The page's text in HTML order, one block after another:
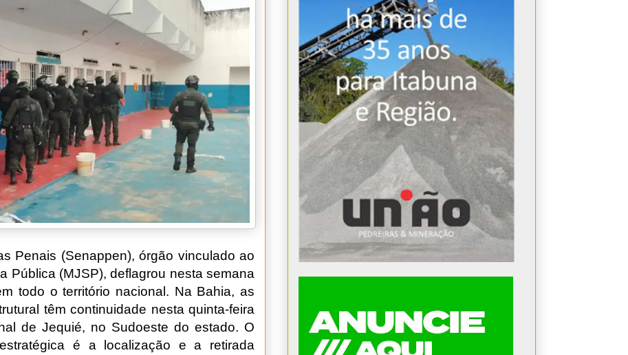
Penais (Senappen), órgão vinculado ao
Pública (MJSP), deflagrou nesta semana
todo o território nacional. Na Bahia, as
têm continuidade nesta quinta-feira
de Jequié, no Sudoeste do estado. O
é a localização e a retirada